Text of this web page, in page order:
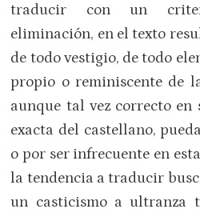
traducir con un
eliminación, en el texto
de todo vestigio, de todo
propio o reminiscente de
aunque tal vez correcto
exacta del castellano,
o por ser infrecuente en
la tendencia a traducir
un casticismo a ultranza